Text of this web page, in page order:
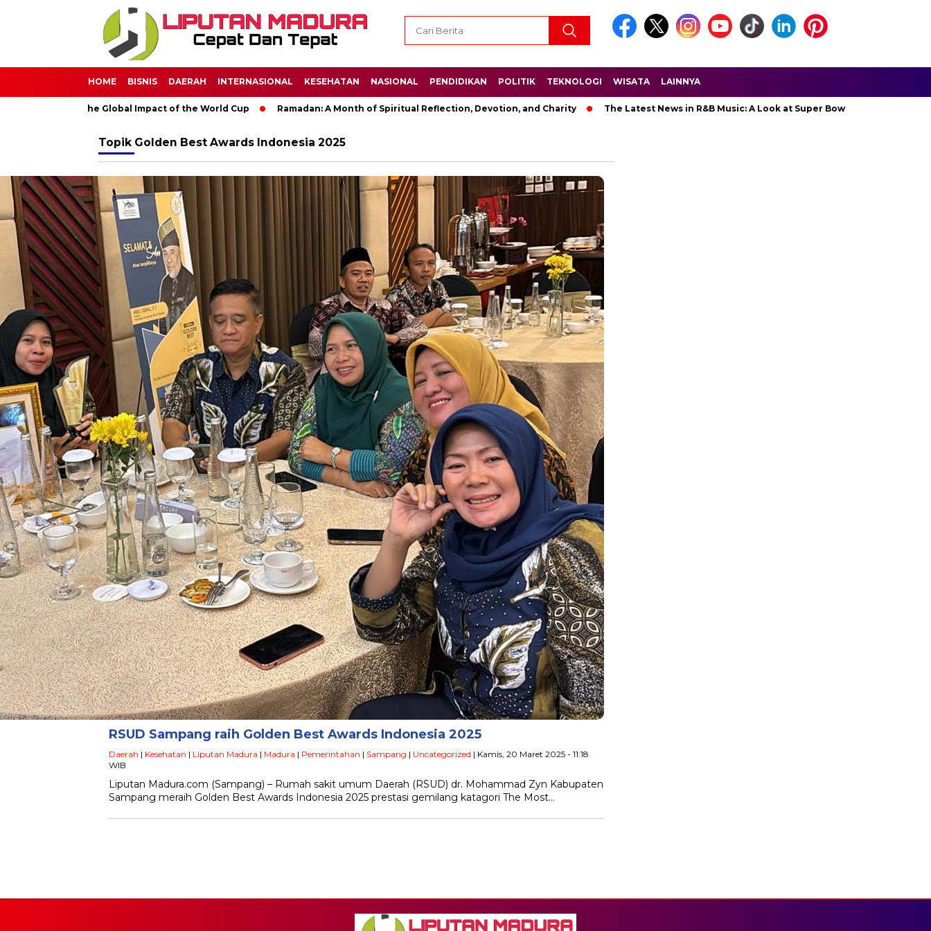
HOME BISNIS DAERAH INTERNASIONAL KESEHATAN NASIONAL PENDIDIKAN POLITIK TEKNOLOGI WISATA LAINNYA
Soccer: The Global Impact of the World Cup Ramadan: A Month of Spiritual Reflection, Devotion, and Charity The Latest News in R&B Music: A Look at Super Bowl Performances, New
Topik Golden Best Awards Indonesia 2025
RSUD Sampang raih Golden Best Awards Indonesia 2025
Daerah | Kesehatan | Liputan Madura | Madura | Pemerintahan | Sampang | Uncategorized | Kamis, 20 Maret 2025 - 11:18
WIB
Liputan Madura.com (Sampang) – Rumah sakit umum Daerah (RSUD) dr. Mohammad Zyn Kabupaten
Sampang meraih Golden Best Awards Indonesia 2025 prestasi gemilang katagori The Most…